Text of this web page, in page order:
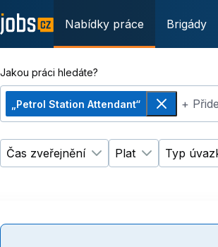
Nabídky práce Brigády
Jakou práci hledáte?
„Petrol Station Attendant“
Odebrat
+
Čas zveřejnění
Změnit filtr Čas
Plat
Změnit filtr
Typ